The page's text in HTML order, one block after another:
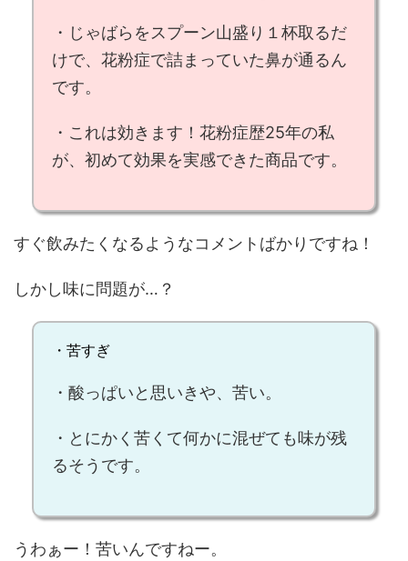
・ じゃばらをスプーン山盛り１杯取るだ
けで、 花粉症で詰まっていた鼻が通るん
です。
・ これは効きます！ 花粉症歴25年の私
が、 初めて効果を実感できた商品です。
すぐ飲みたくなるようなコメントばかりですね！
しかし味に問題が…？
・苦すぎ
・酸っぱいと思いきや、苦い。
・とにかく苦くて何かに混ぜても味が残
るそうです。
うわぁー！苦いんですねー。